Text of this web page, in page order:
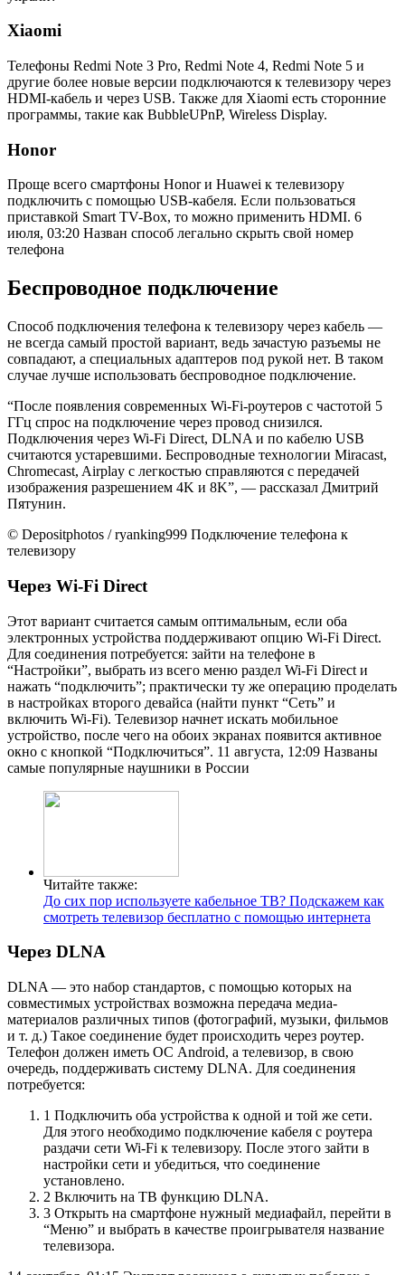
Xiaomi
Телефоны Redmi Note 3 Pro, Redmi Note 4, Redmi Note 5 и
другие более новые версии подключаются к телевизору через
HDMI-кабель и через USB. Также для Xiaomi есть сторонние
программы, такие как BubbleUPnP, Wireless Display.
Honor
Проще всего смартфоны Honor и Huawei к телевизору
подключить с помощью USB-кабеля. Если пользоваться
приставкой Smart TV-Box, то можно применить HDMI. 6
июля, 03:20 Назван способ легально скрыть свой номер
телефона
Беспроводное подключение
Способ подключения телефона к телевизору через кабель —
не всегда самый простой вариант, ведь зачастую разъемы не
совпадают, а специальных адаптеров под рукой нет. В таком
случае лучше использовать беспроводное подключение.
“После появления современных Wi-Fi-роутеров с частотой 5
ГГц спрос на подключение через провод снизился.
Подключения через Wi-Fi Direct, DLNA и по кабелю USB
считаются устаревшими. Беспроводные технологии Miracast,
Chromecast, Airplay с легкостью справляются с передачей
изображения разрешением 4K и 8K”, — рассказал Дмитрий
Пятунин.
© Depositphotos / ryanking999 Подключение телефона к
телевизору
Через Wi-Fi Direct
Этот вариант считается самым оптимальным, если оба
электронных устройства поддерживают опцию Wi-Fi Direct.
Для соединения потребуется: зайти на телефоне в
“Настройки”, выбрать из всего меню раздел Wi-Fi Direct и
нажать “подключить”; практически ту же операцию проделать
в настройках второго девайса (найти пункт “Сеть” и
включить Wi-Fi). Телевизор начнет искать мобильное
устройство, после чего на обоих экранах появится активное
окно с кнопкой “Подключиться”. 11 августа, 12:09 Названы
самые популярные наушники в России
Читайте также:
До сих пор используете кабельное ТВ? Подскажем как
смотреть телевизор бесплатно с помощью интернета
Через DLNA
DLNA — это набор стандартов, с помощью которых на
совместимых устройствах возможна передача медиа-
материалов различных типов (фотографий, музыки, фильмов
и т. д.) Такое соединение будет происходить через роутер.
Телефон должен иметь ОС Android, а телевизор, в свою
очередь, поддерживать систему DLNA. Для соединения
потребуется:
1 Подключить оба устройства к одной и той же сети.
Для этого необходимо подключение кабеля с роутера
раздачи сети Wi-Fi к телевизору. После этого зайти в
настройки сети и убедиться, что соединение
установлено.
2 Включить на ТВ функцию DLNA.
3 Открыть на смартфоне нужный медиафайл, перейти в
“Меню” и выбрать в качестве проигрывателя название
телевизора.